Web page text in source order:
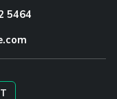
5464